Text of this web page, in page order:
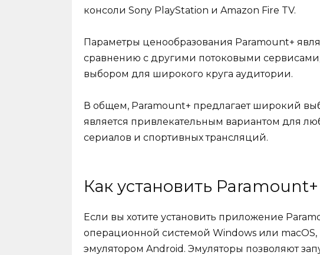
консоли Sony PlayStation и Amazon Fire TV.
Параметры ценообразования Paramount+
сравнению с другими потоковыми
выбором для широкого круга аудитории.
В общем, Paramount+ предлагает широкий
является привлекательным вариантом для
сериалов и спортивных трансляций.
Как установить
Если вы хотите установить приложение
операционной системой Windows или macOS,
эмулятором Android. Эмуляторы позволяют